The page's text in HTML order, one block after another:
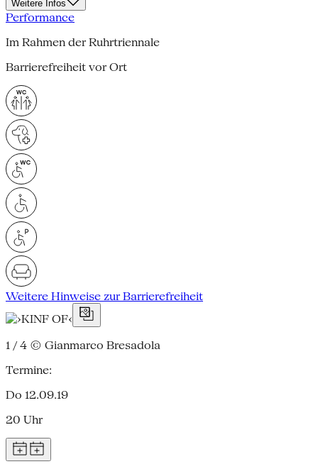
Weitere Infos
Performance
Im Rahmen der Ruhrtriennale
Barrierefreiheit vor Ort
Weitere Hinweise zur Barrierefreiheit
1 / 4 © Gianmarco Bresadola
Termine:
Do 12.09.19
20 Uhr